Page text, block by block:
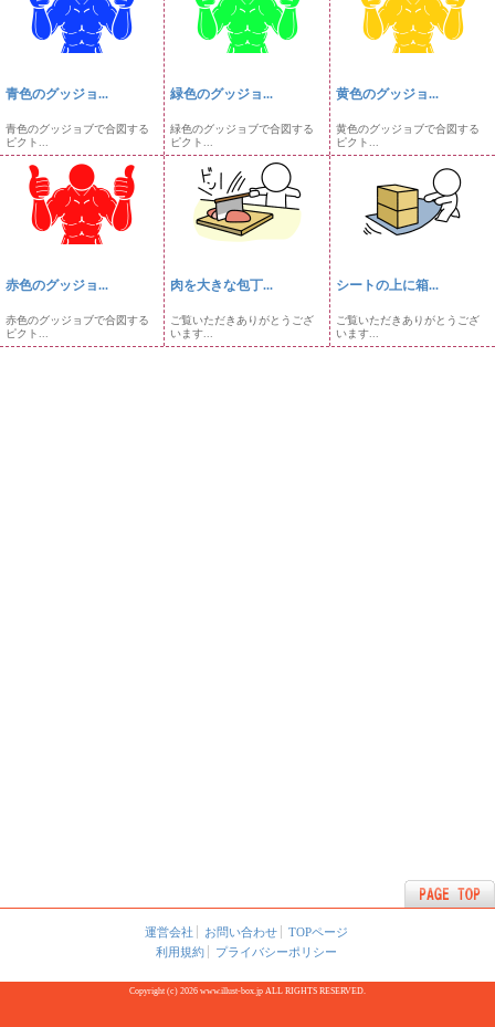
青色のグッジョ...
青色のグッジョブで合図する
ピクト...
緑色のグッジョ...
緑色のグッジョブで合図する
ピクト...
黄色のグッジョ...
黄色のグッジョブで合図する
ピクト...
赤色のグッジョ...
赤色のグッジョブで合図する
ピクト...
肉を大きな包丁...
ご覧いただきありがとうござ
います...
シートの上に箱...
ご覧いただきありがとうござ
います...
運営会社 お問い合わせ
TOPページ
利用規約
プライバシーポリシー
Copyright (c) 2026 www.illust-box.jp ALL RIGHTS RESERVED.